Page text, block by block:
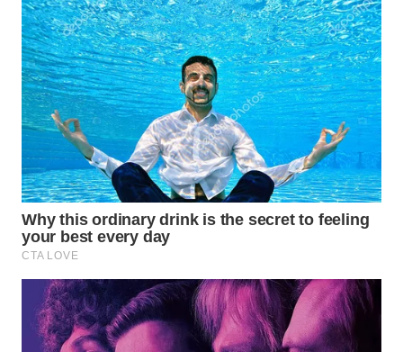
WN DELI
SERDANG
WN
TEBING
TINGGI
WN
PAKPAK
WN
KARAWANG
WN
BEKASI